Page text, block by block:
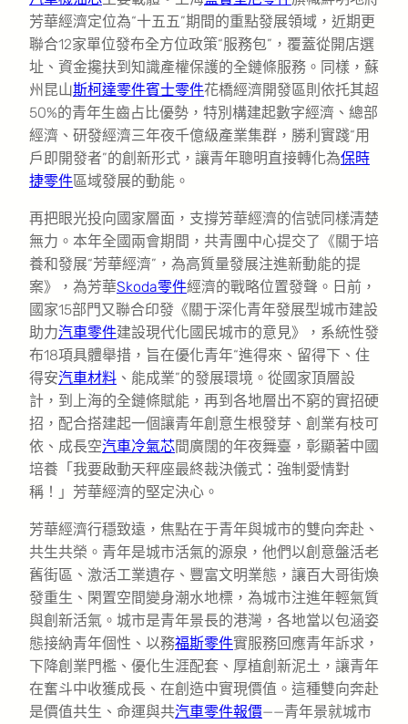
芳華經濟定位為“十五五”期間的重點發展領域，近期更
聯合12家單位發布全方位政策“服務包”，覆蓋從開店選
址、資金攙扶到知識產權保護的全鏈條服務。同樣，蘇
州昆山斯柯達零件賓士零件花橋經濟開發區則依托其超
50%的青年生齒占比優勢，特別構建起數字經濟、總部
經濟、研發經濟三年夜千億級產業集群，勝利實踐“用
戶即開發者”的創新形式，讓青年聰明直接轉化為保時
捷零件區域發展的動能。
再把眼光投向國家層面，支撐芳華經濟的信號同樣清楚
無力。本年全國兩會期間，共青團中心提交了《關于培
養和發展“芳華經濟”，為高質量發展注進新動能的提
案》，為芳華Skoda零件經濟的戰略位置發聲。日前，
國家15部門又聯合印發《關于深化青年發展型城市建設
助力汽車零件建設現代化國民城市的意見》，系統性發
布18項具體舉措，旨在優化青年“進得來、留得下、住
得安汽車材料 、能成業”的發展環境。從國家頂層設
計，到上海的全鏈條賦能，再到各地層出不窮的實招硬
招，配合搭建起一個讓青年創意生根發芽、創業有枝可
依、成長空汽車冷氣芯間廣闊的年夜舞臺，彰顯著中國
培養「我要啟動天秤座最終裁決儀式：強制愛情對
稱！」芳華經濟的堅定決心。
芳華經濟行穩致遠，焦點在于青年與城市的雙向奔赴、
共生共榮。青年是城市活氣的源泉，他們以創意盤活老
舊街區、激活工業遺存、豐富文明業態，讓百大哥街煥
發重生、閑置空間變身潮水地標，為城市注進年輕氣質
與創新活氣。城市是青年景長的港灣，各地當以包涵姿
態接納青年個性、以務福斯零件實服務回應青年訴求，
下降創業門檻、優化生涯配套、厚植創新泥土，讓青年
在奮斗中收獲成長、在創造中實現價值。這種雙向奔赴
是價值共生、命運與共汽車零件報價——青年景就城市